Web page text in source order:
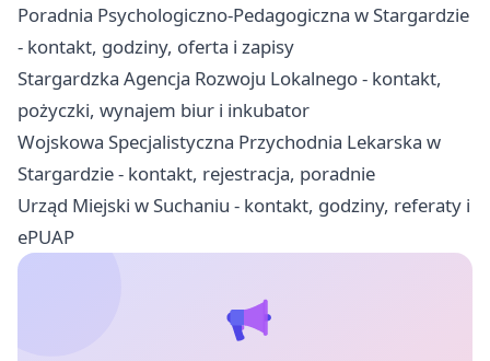
Poradnia Psychologiczno-Pedagogiczna w Stargardzie
- kontakt, godziny, oferta i zapisy
Stargardzka Agencja Rozwoju Lokalnego - kontakt,
pożyczki, wynajem biur i inkubator
Wojskowa Specjalistyczna Przychodnia Lekarska w
Stargardzie - kontakt, rejestracja, poradnie
Urząd Miejski w Suchaniu - kontakt, godziny, referaty i
ePUAP